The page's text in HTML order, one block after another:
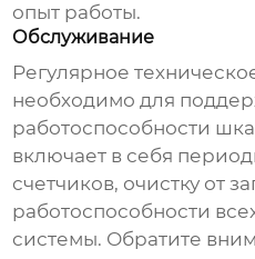
опыт работы.
Обслуживание
Регулярное
необходимо для
работоспособности
включает в себя
счетчиков, очистку от
работоспособности
системы. Обратите